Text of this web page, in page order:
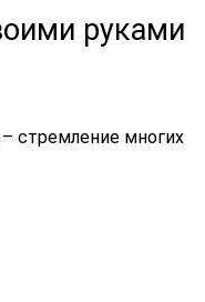
руками
стремление многих